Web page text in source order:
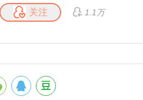
关注 1.1万